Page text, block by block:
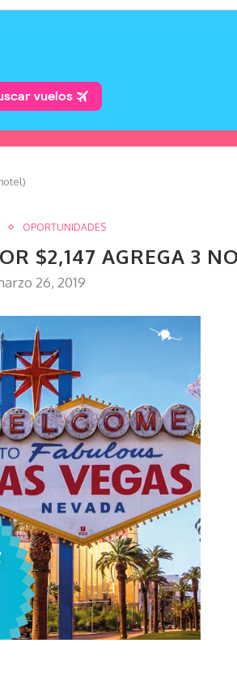
OPORTUNIDADES
$2,147 AGREGA 3
26, 2019